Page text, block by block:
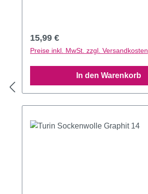
Regulärer Preis:
15,99 €
Preise inkl. MwSt. zzgl. Versandkosten
In den Warenkorb